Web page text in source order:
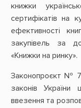
книжки
сертифікатів на
ефективності
закупівель за
«Книжки на ринку».
Законопроєкт №
законів
ввезення та